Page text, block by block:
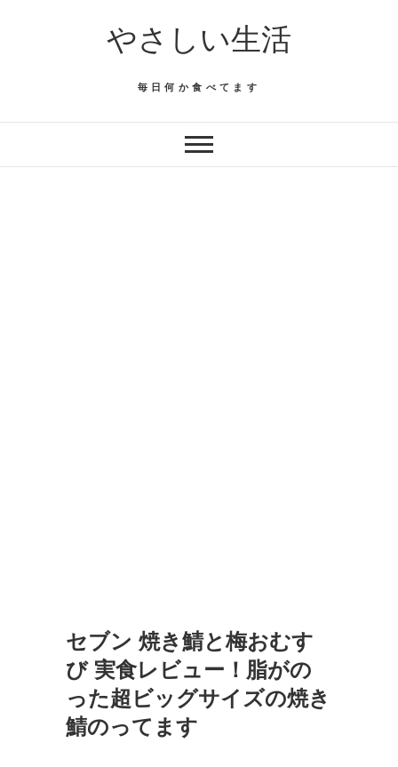
やさしい生活
毎日何か食べてます
セブン 焼き鯖と梅おむす
び 実食レビュー！脂がの
った超ビッグサイズの焼き
鯖のってます